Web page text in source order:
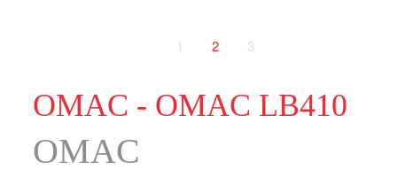
1 2 3
OMAC - OMAC LB410
OMAC